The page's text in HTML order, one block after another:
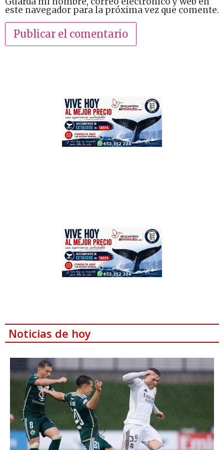
este navegador para la próxima vez que comente.
Noticias de hoy